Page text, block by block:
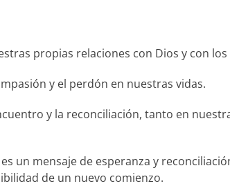
propias relaciones con Dios y con los
y el perdón en nuestras vidas.
y la reconciliación, tanto en
un mensaje de esperanza y
de un nuevo comienzo.